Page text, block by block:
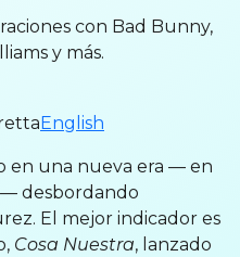
con Bad Bunny,
y más.
English
en una nueva era — en
— desbordando
El mejor indicador es
Cosa Nuestra, lanzado